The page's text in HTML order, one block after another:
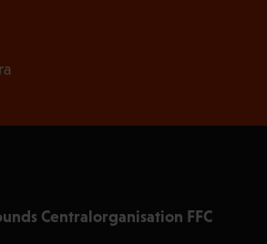
Centralorganisation FFC